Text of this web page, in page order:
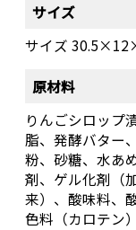
サイズ
サイズ
原材料
りんごシロップ
脂、発酵バター
粉、砂糖、水あ
剤、ゲル化剤（
来）、酸味料、
色料（カロテン）